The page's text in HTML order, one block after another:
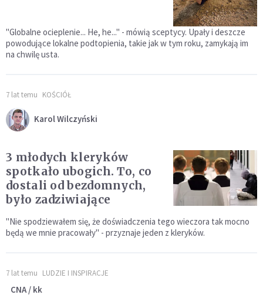
"Globalne ocieplenie... He, he..." - mówią sceptycy. Upały i deszcze
powodujące lokalne podtopienia, takie jak w tym roku, zamykają im
na chwilę usta.
7 lat temu KOŚCIÓŁ
Karol Wilczyński
3 młodych kleryków
spotkało ubogich. To, co
dostali od bezdomnych,
było zadziwiające
"Nie spodziewałem się, że doświadczenia tego wieczora tak mocno
będą we mnie pracowały" - przyznaje jeden z kleryków.
7 lat temu LUDZIE I INSPIRACJE
CNA / kk